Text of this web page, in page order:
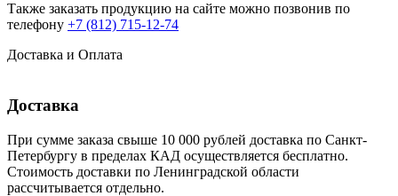
Также заказать продукцию на сайте можно позвонив по
телефону +7 (812) 715-12-74
Доставка и Оплата
Доставка
При сумме заказа свыше 10 000 рублей доставка по Санкт-
Петербургу в пределах КАД осуществляется бесплатно.
Стоимость доставки по Ленинградской области
рассчитывается отдельно.